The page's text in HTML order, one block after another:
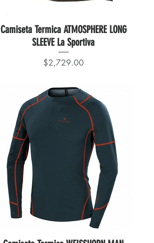
Camiseta Termica ATMOSPHERE LONG
SLEEVE La Sportiva
Precio
$2,729.00